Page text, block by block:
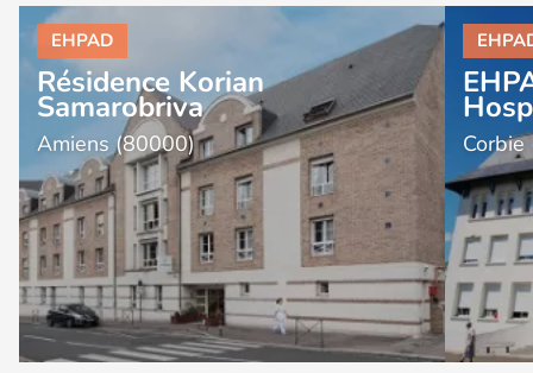
Résidence Korian
Samarobriva
Amiens (80000)